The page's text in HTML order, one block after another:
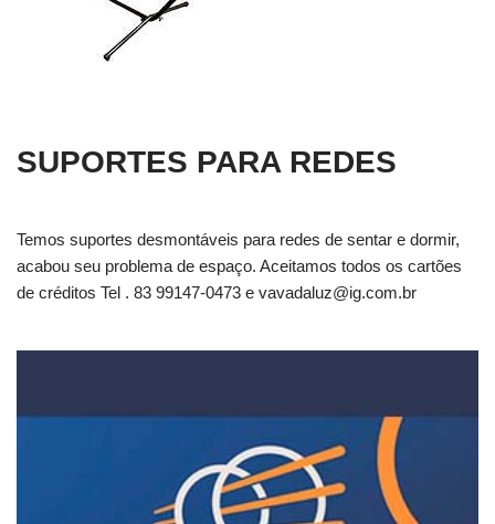
SUPORTES PARA REDES
Temos suportes desmontáveis para redes de sentar e dormir,
acabou seu problema de espaço. Aceitamos todos os cartões
de créditos Tel . 83 99147-0473 e vavadaluz@ig.com.br